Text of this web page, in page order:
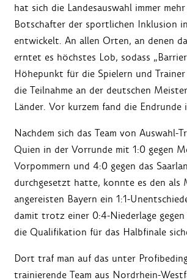
hat sich die Landesauswahl immer
Botschafter der sportlichen Inklusion
entwickelt. An allen Orten, an denen
erntet es höchstes Lob, sodass
Höhepunkt für die Spielern und
die Teilnahme an der deutschen
Länder. Vor kurzem fand die
Nachdem sich das Team von Auswahl-
Quien in der Vorrunde mit 1:0 gegen
Vorpommern und 4:0 gegen das
durchgesetzt hatte, konnte es den als
angereisten Bayern ein 1:1-
damit trotz einer 0:4-Niederlage gegen
die Qualifikation für das Halbfinale
Dort traf man auf das unter
trainierende Team aus Nordrhein-